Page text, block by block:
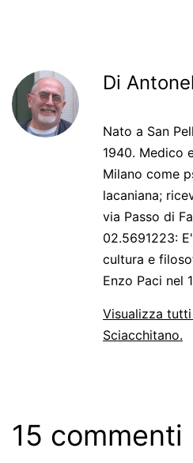
Di
Nato a San
1940. Medico
Milano come
lacaniana;
via Passo di
02.5691223:
cultura e
Enzo Paci nel
Visualizza
Sciacchitano.
15 commenti